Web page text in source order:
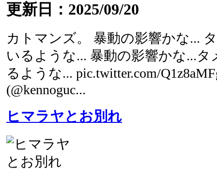
更新日：2025/09/20
カトマンズ。 暴動の影響かな...
いるような... 暴動の影響かな...
るような... pic.twitter.com/
(@kennoguc...
ヒマラヤとお別れ